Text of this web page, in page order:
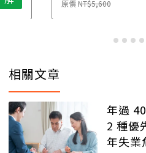
原價NT$5,600
相關文章
年過
2 種優
年失業